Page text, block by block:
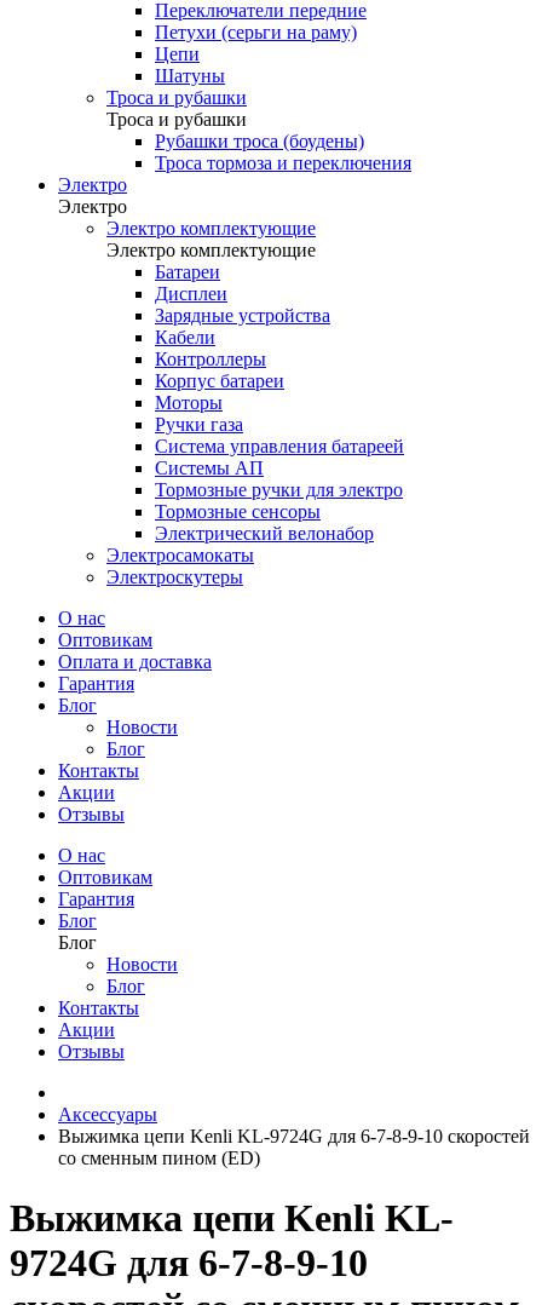
Переключатели передние
Петухи (серьги на раму)
Цепи
Шатуны
Троса и рубашки
Троса и рубашки
Рубашки троса (боудены)
Троса тормоза и переключения
Электро
Электро
Электро комплектующие
Электро комплектующие
Батареи
Дисплеи
Зарядные устройства
Кабели
Контроллеры
Корпус батареи
Моторы
Ручки газа
Система управления батареей
Системы АП
Тормозные ручки для электро
Тормозные сенсоры
Электрический велонабор
Электросамокаты
Электроскутеры
О нас
Оптовикам
Оплата и доставка
Гарантия
Блог
Новости
Блог
Контакты
Акции
Отзывы
О нас
Оптовикам
Гарантия
Блог
Блог
Новости
Блог
Контакты
Акции
Отзывы
Аксессуары
Выжимка цепи Kenli KL-9724G для 6-7-8-9-10 скоростей
со сменным пином (ED)
Выжимка цепи Kenli KL-
9724G для 6-7-8-9-10